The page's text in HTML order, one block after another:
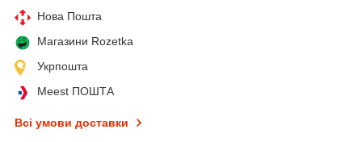
Нова Пошта
Магазини Rozetka
Укрпошта
Meest ПОШТА
Всі умови доставки